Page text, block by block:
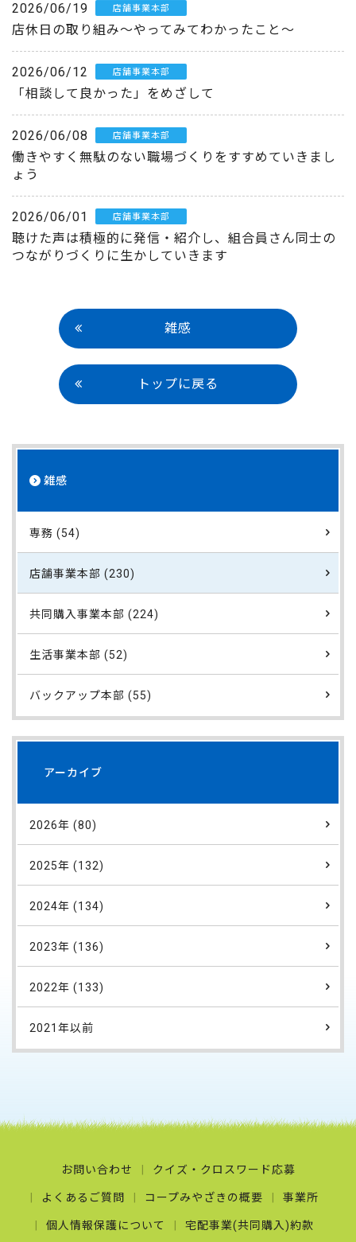
2026/06/19 店舗事業本部
店休日の取り組み～やってみてわかったこと～
2026/06/12 店舗事業本部
「相談して良かった」をめざして
2026/06/08 店舗事業本部
働きやすく無駄のない職場づくりをすすめていきまし
ょう
2026/06/01 店舗事業本部
聴けた声は積極的に発信・紹介し、組合員さん同士の
つながりづくりに生かしていきます
雑感
トップに戻る
雑感
専務 (54)
店舗事業本部 (230)
共同購入事業本部 (224)
生活事業本部 (52)
バックアップ本部 (55)
アーカイブ
2026年 (80)
2025年 (132)
2024年 (134)
2023年 (136)
2022年 (133)
2021年以前
お問い合わせ クイズ・クロスワード応募
よくあるご質問 コープみやざきの概要 事業所
個人情報保護について 宅配事業(共同購入)約款